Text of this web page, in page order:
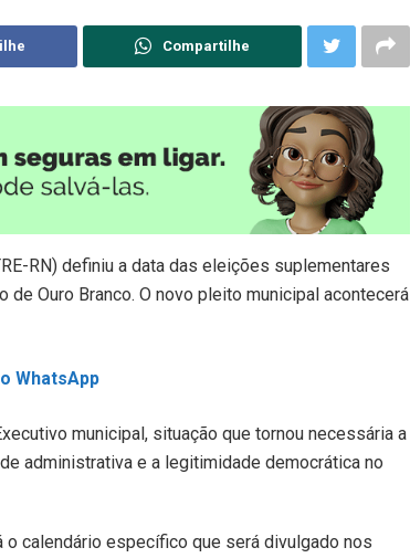
Compartilhe
RN) definiu a data das eleições suplementares
Ouro Branco. O novo pleito municipal acontecerá
WhatsApp
municipal, situação que tornou necessária a
administrativa e a legitimidade democrática no
calendário específico que será divulgado nos